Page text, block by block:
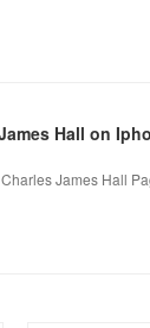
Hall on
James Hall